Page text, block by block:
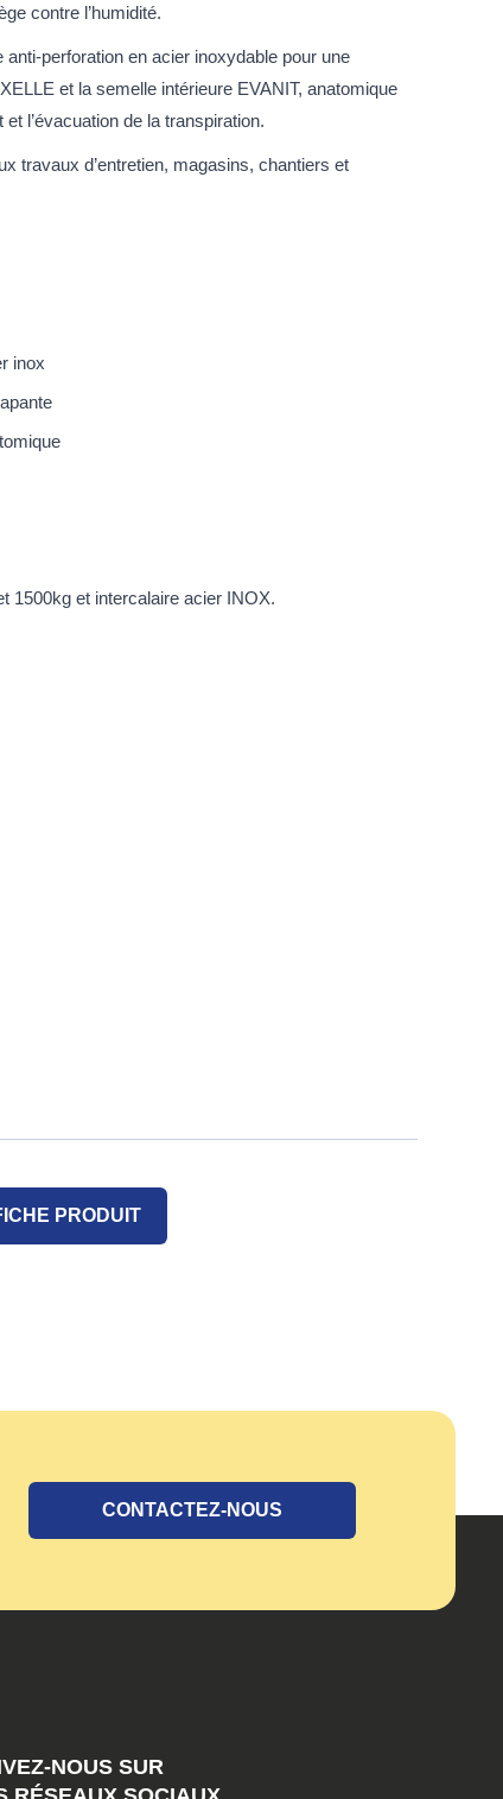
contre l’humidité.
anti-perforation en acier inoxydable pour une
et la semelle intérieure EVANIT, anatomique
l’évacuation de la transpiration.
travaux d’entretien, magasins, chantiers et
inox
1500kg et intercalaire acier INOX.
PRODUIT
CONTACTEZ-NOUS
NOUS SUR